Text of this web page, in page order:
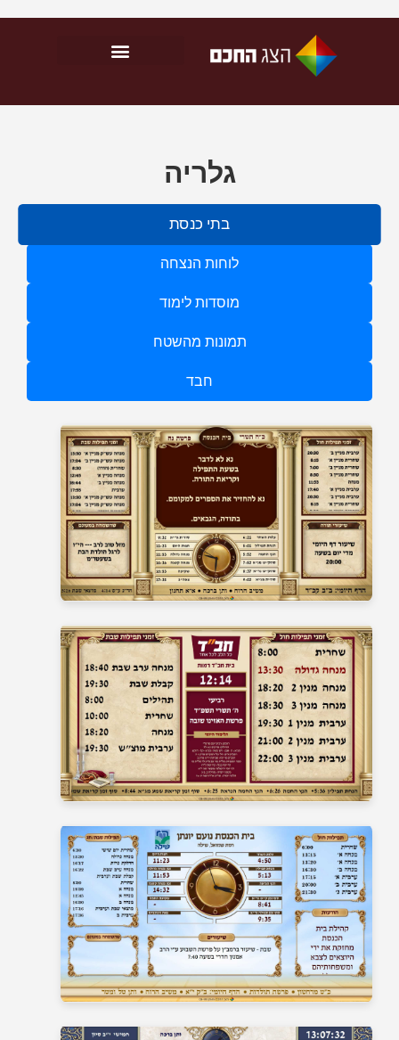
גלריה
בתי כנסת
לוחות הנצחה
מוסדות לימוד
תמונות מהשטח
חבד
בית כנסת 1
בית כנסת 2
בית כנסת 3